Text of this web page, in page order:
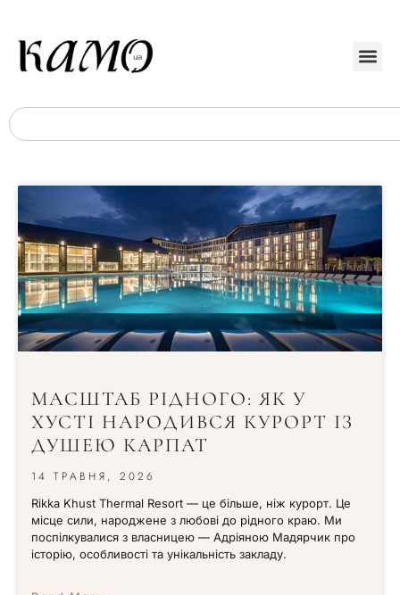
МАСШТАБ РІДНОГО: ЯК У
ХУСТІ НАРОДИВСЯ КУРОРТ ІЗ
ДУШЕЮ КАРПАТ
14 ТРАВНЯ, 2026
Rikka Khust Thermal Resort — це більше, ніж курорт. Це
місце сили, народжене з любові до рідного краю. Ми
поспілкувалися з власницею — Адріяною Мадярчик про
історію, особливості та унікальність закладу.